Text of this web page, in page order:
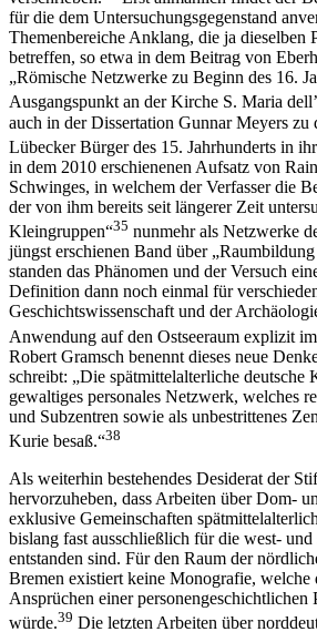
für die dem Untersuchungsgegenstand
Themenbereiche Anklang, die ja dieselben
betreffen, so etwa in dem Beitrag von
„Römische Netzwerke zu Beginn des 16.
Ausgangspunkt an der Kirche S. Maria
auch in der Dissertation Gunnar Meyers zu
Lübecker Bürger des 15. Jahrhunderts in
in dem 2010 erschienenen Aufsatz von
Schwinges, in welchem der Verfasser die
der von ihm bereits seit längerer Zeit
Kleingruppen“35 nunmehr als Netzwerke
jüngst erschienen Band über
standen das Phänomen und der Versuch
Definition dann noch einmal für
Geschichtswissenschaft und der
Anwendung auf den Ostseeraum explizit
Robert Gramsch benennt dieses neue
schreibt: „Die spätmittelalterliche deutsche
gewaltiges personales Netzwerk, welches
und Subzentren sowie als unbestrittenes
Kurie besaß.“38
Als weiterhin bestehendes Desiderat der
hervorzuheben, dass Arbeiten über Dom-
exklusive Gemeinschaften
bislang fast ausschließlich für die west- und
entstanden sind. Für den Raum der
Bremen existiert keine Monografie, welche
Ansprüchen einer personengeschichtlichen
würde.39 Die letzten Arbeiten über